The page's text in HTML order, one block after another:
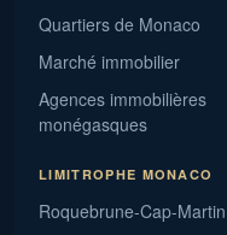
Quartiers de Monaco
Marché immobilier
Agences immobilières
monégasques
LIMITROPHE MONACO
Roquebrune-Cap-Martin